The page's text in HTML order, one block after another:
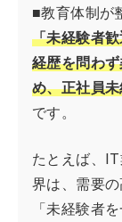
■教育体制が
「未経験者
経歴を問わ
め、正社員
です。
たとえば、
界は、需要の
「未経験者